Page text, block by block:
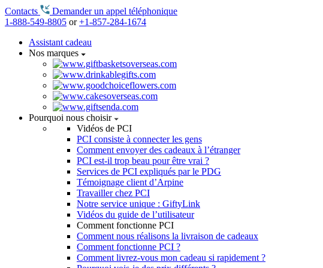
Contacts
Demander un appel téléphonique
1-888-549-8805 or+1-857-284-1674
Assistant cadeau
Nos marques
Pourquoi nous choisir
Vidéos de PCI
PCI consiste à connecter les gens
Comment envoyer des cadeaux à l’étranger
PCI est-il trop beau pour être vrai ?
Services de PCI expliqués par le PDG
Témoignage client d’Arpine
Travailler chez PCI
Notre service unique : GiftyLink
Vidéos du guide de l’utilisateur
Comment fonctionne PCI
Comment nous réalisons la livraison de cadeaux
Comment fonctionne PCI ?
Comment livrez-vous mon cadeau si rapidement ?